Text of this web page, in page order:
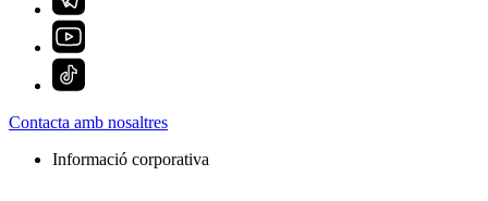
Contacta amb nosaltres
Informació corporativa